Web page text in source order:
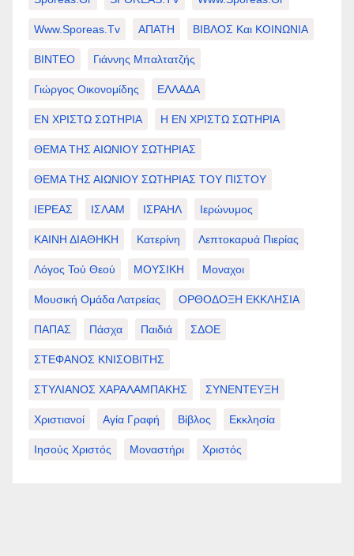
Www.sporeas.tv ΑΠΑΤΗ ΒΙΒΛΟΣ Και ΚΟΙΝΩΝΙΑ
ΒΙΝΤΕΟ Γιάννης Μπαλτατζής
Γιώργος Οικονομίδης ΕΛΛΑΔΑ
ΕΝ ΧΡΙΣΤΩ ΣΩΤΗΡΙΑ Η ΕΝ ΧΡΙΣΤΩ ΣΩΤΗΡΙΑ
ΘΕΜΑ ΤΗΣ ΑΙΩΝΙΟΥ ΣΩΤΗΡΙΑΣ
ΘΕΜΑ ΤΗΣ ΑΙΩΝΙΟΥ ΣΩΤΗΡΙΑΣ ΤΟΥ ΠΙΣΤΟΥ
ΙΕΡΕΑΣ ΙΣΛΑΜ ΙΣΡΑΗΛ Ιερώνυμος
ΚΑΙΝΗ ΔΙΑΘΗΚΗ Κατερίνη Λεπτοκαρυά Πιερίας
Λόγος Τού Θεού ΜΟΥΣΙΚΗ Μοναχοι
Μουσική Ομάδα Λατρείας ΟΡΘΟΔΟΞΗ ΕΚΚΛΗΣΙΑ
ΠΑΠΑΣ Πάσχα Παιδιά ΣΔΟΕ
ΣΤΕΦΑΝΟΣ ΚΝΙΣΟΒΙΤΗΣ
ΣΤΥΛΙΑΝΟΣ ΧΑΡΑΛΑΜΠΑΚΗΣ ΣΥΝΕΝΤΕΥΞΗ
Χριστιανοί Αγία Γραφή Βίβλος Εκκλησία
Ιησούς Χριστός Μοναστήρι Χριστός